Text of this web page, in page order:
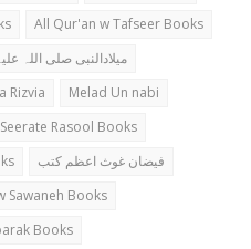
All Qur'an w Tafseer Books
میلادالنبی صلی اللہ
Rizvia
Melad Un nabi
Seerate Rasool Books
فیضان غوث اعظم کتب
Sawaneh Books
Books